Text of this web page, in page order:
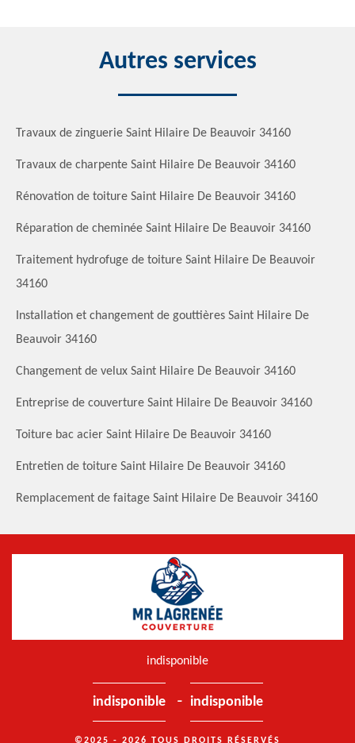
Autres services
Travaux de zinguerie Saint Hilaire De Beauvoir 34160
Travaux de charpente Saint Hilaire De Beauvoir 34160
Rénovation de toiture Saint Hilaire De Beauvoir 34160
Réparation de cheminée Saint Hilaire De Beauvoir 34160
Traitement hydrofuge de toiture Saint Hilaire De Beauvoir
34160
Installation et changement de gouttières Saint Hilaire De
Beauvoir 34160
Changement de velux Saint Hilaire De Beauvoir 34160
Entreprise de couverture Saint Hilaire De Beauvoir 34160
Toiture bac acier Saint Hilaire De Beauvoir 34160
Entretien de toiture Saint Hilaire De Beauvoir 34160
Remplacement de faitage Saint Hilaire De Beauvoir 34160
indisponible
indisponible - indisponible
©2025 - 2026 TOUS DROITS RÉSERVÉS